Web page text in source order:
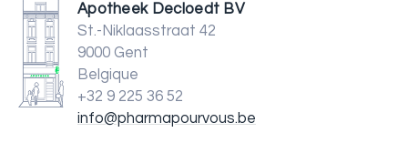
Apotheek Decloedt BV
St.-Niklaasstraat 42
9000 Gent
Belgique
+32 9 225 36 52
info@pharmapourvous.be